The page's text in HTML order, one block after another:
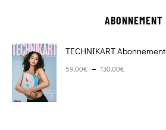
ABONNEMENT
TECHNIKART Abonnement
59,00€ – 130,00€